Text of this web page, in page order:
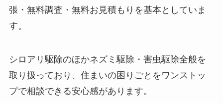
張・無料調査・無料お見積もりを基本としていま
す。
シロアリ駆除のほかネズミ駆除・害虫駆除全般を
取り扱っており、住まいの困りごとをワンストッ
プで相談できる安心感があります。